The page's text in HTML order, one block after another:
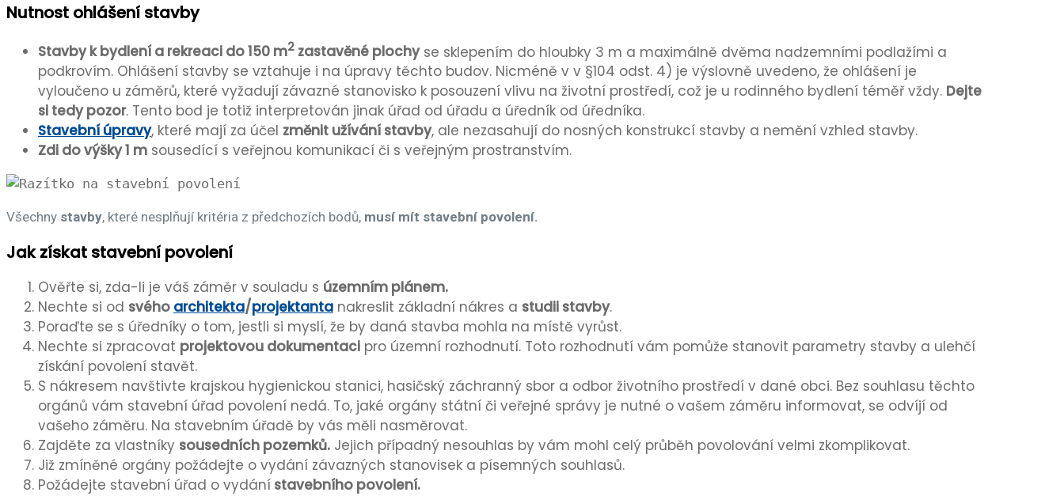
Nutnost ohlášení stavby
Stavby k bydlení a rekreaci do 150 m2 zastavěné plochyse sklepením do hloubky 3 m a maximálně dvěma nadzemními podlažími a
podkrovím. Ohlášení stavby se vztahuje i na úpravy těchto budov. Nicméně v v §104 odst. 4) je výslovně uvedeno, že ohlášení je
vyloučeno u záměrů, které vyžadují závazné stanovisko k posouzení vlivu na životní prostředí, což je u rodinného bydlení téměř vždy. Dejte
si tedy pozor. Tento bod je totiž interpretován jinak úřad od úřadu a úředník od úředníka.
Stavební úpravy, které mají za účel změnit užívání stavby, ale nezasahují do nosných konstrukcí stavby a nemění vzhled stavby.
Zdi do výšky 1 m sousedící s veřejnou komunikací či s veřejným prostranstvím.
Všechny stavby, které nesplňují kritéria z předchozích bodů, musí mít stavební povolení.
Jak získat stavební povolení
Ověřte si, zda-li je váš záměr v souladu s územním plánem.
Nechte si od svého architekta/projektanta nakreslit základní nákres a studii stavby.
Poraďte se s úředníky o tom, jestli si myslí, že by daná stavba mohla na místě vyrůst.
Nechte si zpracovat projektovou dokumentaci pro územní rozhodnutí. Toto rozhodnutí vám pomůže stanovit parametry stavby a ulehčí
získání povolení stavět.
S nákresem navštivte krajskou hygienickou stanici, hasičský záchranný sbor a odbor životního prostředí v dané obci. Bez souhlasu těchto
orgánů vám stavební úřad povolení nedá. To, jaké orgány státní či veřejné správy je nutné o vašem záměru informovat, se odvíjí od
vašeho záměru. Na stavebním úřadě by vás měli nasměrovat.
Zajděte za vlastníky sousedních pozemků. Jejich případný nesouhlas by vám mohl celý průběh povolování velmi zkomplikovat.
Již zmíněné orgány požádejte o vydání závazných stanovisek a písemných souhlasů.
Požádejte stavební úřad o vydání stavebního povolení.